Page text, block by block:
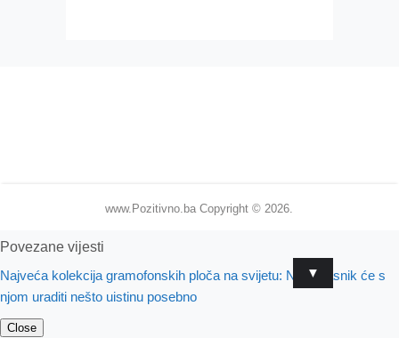
www.Pozitivno.ba Copyright © 2026.
▼
Povezane vijesti
Najveća kolekcija gramofonskih ploča na svijetu: Njen vlasnik će s
njom uraditi nešto uistinu posebno
Close